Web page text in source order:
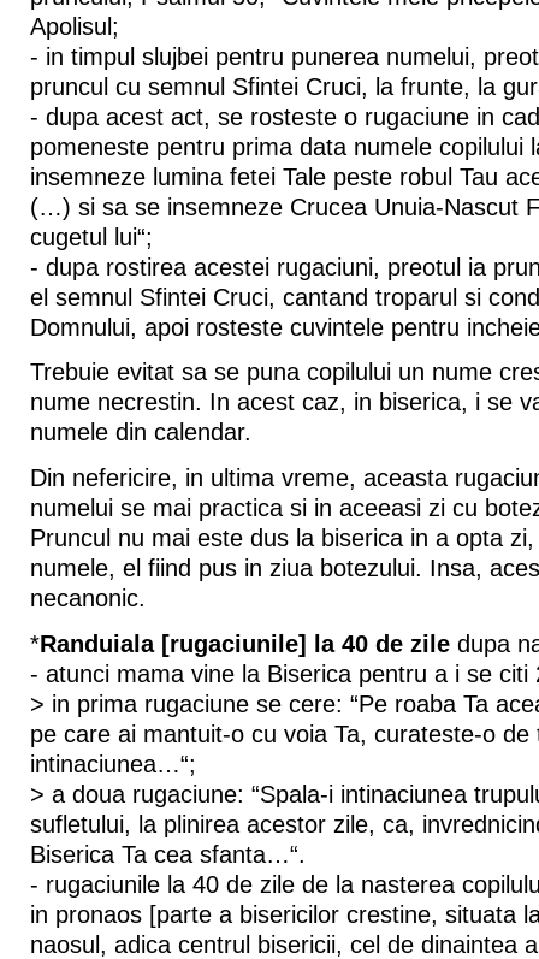
Apolisul;
- in timpul slujbei pentru punerea numelui,
pruncul cu semnul Sfintei Cruci, la frunte, la
- dupa acest act, se rosteste o rugaciune in
pomeneste pentru prima data numele copilului
insemneze lumina fetei Tale peste robul Tau
(…) si sa se insemneze Crucea Unuia-Nascut
cugetul lui“;
- dupa rostirea acestei rugaciuni, preotul ia
el semnul Sfintei Cruci, cantand troparul si
Domnului, apoi rosteste cuvintele pentru
Trebuie evitat sa se puna copilului un nume
nume necrestin. In acest caz, in biserica, i se
numele din calendar.
Din nefericire, in ultima vreme, aceasta
numelui se mai practica si in aceeasi zi cu
Pruncul nu mai este dus la biserica in a opta
numele, el fiind pus in ziua botezului. Insa,
necanonic.
*Randuiala [rugaciunile] la 40 de ziledupa
- atunci mama vine la Biserica pentru a i se citi
> in prima rugaciune se cere: “Pe roaba Ta
pe care ai mantuit-o cu voia Ta, curateste-o
intinaciunea…“;
> a doua rugaciune: “Spala-i intinaciunea
sufletului, la plinirea acestor zile, ca,
Biserica Ta cea sfanta…“.
- rugaciunile la 40 de zile de la nasterea
in pronaos [parte a bisericilor crestine, situata
naosul, adica centrul bisericii, cel de dinaintea